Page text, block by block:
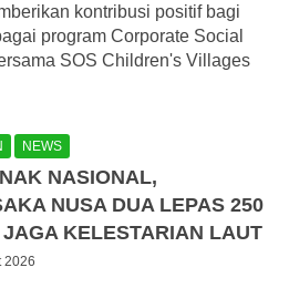
kontribusi positif bagi
program Corporate Social
SOS Children's Villages
NEWS
NASIONAL,
NUSA DUA LEPAS 250
KELESTARIAN LAUT
2026